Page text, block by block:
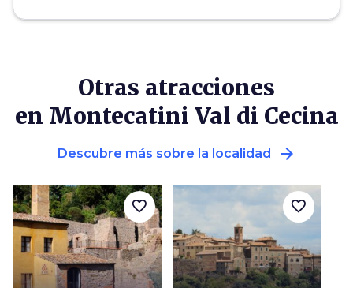
Otras atracciones
en Montecatini Val di Cecina
Descubre más sobre la localidad arrow_forward
favorite_border favorite_border